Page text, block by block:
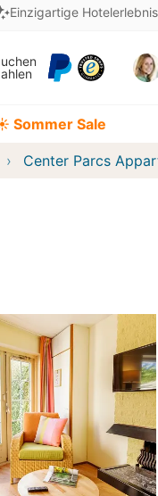
Einzigartige
Sommer Sale
Center Parcs